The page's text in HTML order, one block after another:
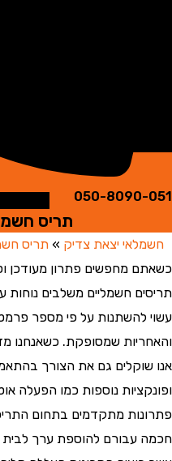
050-
תריס חשמלי
יצאת צדיק »תריס חשמלי
מחפשים פתרון מעודכן
חשמליים משלבים נוחות עם
על פי מספר פרמטרים
שמסופקת. כשאנחנו
גם את הצורך בהתאמה
נוספות כמו הפעלה
מתקדמים בתחום התריסים
להוספת ערך לבית